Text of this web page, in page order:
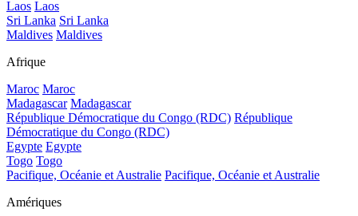
Laos Laos
Sri Lanka Sri Lanka
Maldives Maldives
Afrique
Maroc Maroc
Madagascar Madagascar
République Démocratique du Congo (RDC) République
Démocratique du Congo (RDC)
Egypte Egypte
Togo Togo
Pacifique, Océanie et Australie Pacifique, Océanie et Australie
Amériques